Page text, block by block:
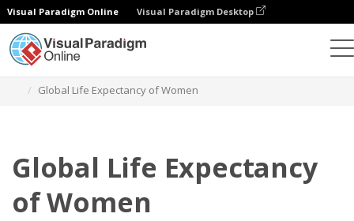
Visual Paradigm Online Visual Paradigm Desktop
Global Life Expectancy of Women
Global Life Expectancy
of Women